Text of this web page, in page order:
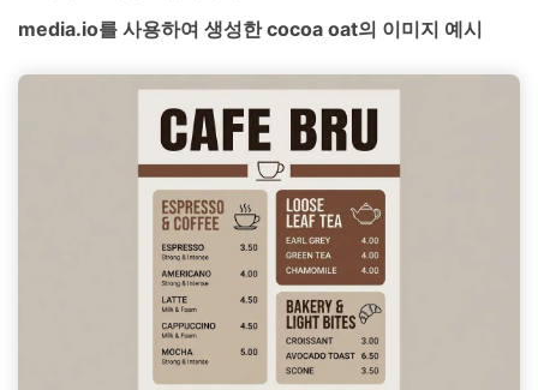
media.io를 사용하여 생성한 cocoa oat의 이미지 예시